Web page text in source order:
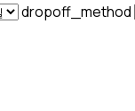
dropoff_method